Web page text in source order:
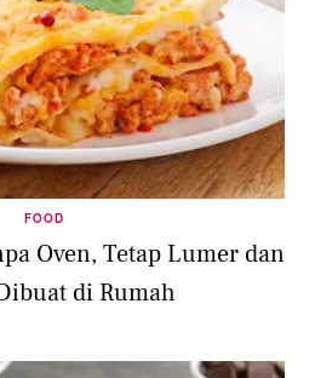
FOOD
Oven, Tetap Lumer dan
di Rumah